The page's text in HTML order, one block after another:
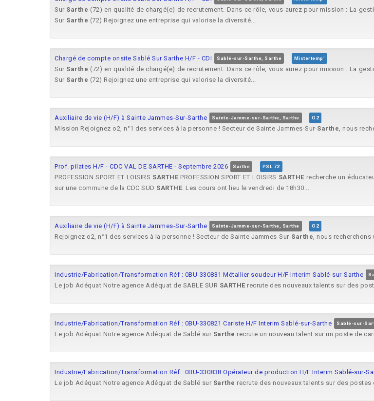
Sur Sarthe (72) en qualité de chargé(e) de recrutement. Dans ce rôle, vous aurez pour mission : La
Sur Sarthe (72) Rejoignez une entreprise qui valorise la diversité...
Chargé de compte onsite Sablé Sur Sarthe H/F - CDI Sablé-sur-Sarthe, Sarthe Mistertemp'
Sur Sarthe (72) en qualité de chargé(e) de recrutement. Dans ce rôle, vous aurez pour mission : La
Sur Sarthe (72) Rejoignez une entreprise qui valorise la diversité...
Auxiliaire de vie (H/F) à Sainte Jammes-Sur-Sarthe Sainte-Jamme-sur-Sarthe, Sarthe O2
Mission Rejoignez o2, n°1 des services à la personne ! Secteur de Sainte Jammes-Sur-Sarthe, nous
Prof. pilates H/F - CDC VAL DE SARTHE - Septembre 2026 Sarthe PSL 72
PROFESSION SPORT ET LOISIRS SARTHE PROFESSION SPORT ET LOISIRS SARTHE recherche un
sur une commune de la CDC SUD SARTHE. Les cours ont lieu le vendredi de 18h30...
Auxiliaire de vie (H/F) à Sainte Jammes-Sur-Sarthe Sainte-Jamme-sur-Sarthe, Sarthe O2
Rejoignez o2, n°1 des services à la personne ! Secteur de Sainte Jammes-Sur-Sarthe, nous recherchons
Industrie/Fabrication/Transformation Réf : 0BU-330831 Métallier soudeur H/F Interim Sablé-sur-Sarthe
Le job Adéquat Notre agence Adéquat de SABLE SUR SARTHE recrute des nouveaux talents sur des
Industrie/Fabrication/Transformation Réf : 0BU-330821 Cariste H/F Interim Sablé-sur-Sarthe Sablé-sur-
Le job Adéquat Notre agence Adéquat de Sablé sur Sarthe recrute un nouveau talent sur un poste de
Industrie/Fabrication/Transformation Réf : 0BU-330838 Opérateur de production H/F Interim Sablé-sur-
Le job Adéquat Notre agence Adéquat de Sablé sur Sarthe recrute des nouveaux talents sur des postes